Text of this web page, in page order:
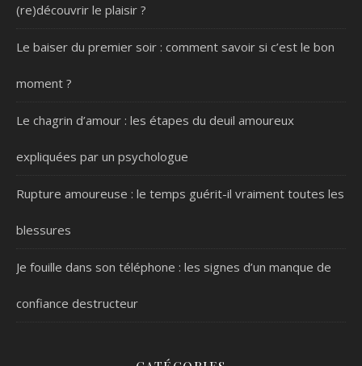
(re)découvrir le plaisir ?
Le baiser du premier soir : comment savoir si c’est le bon
moment ?
Le chagrin d’amour : les étapes du deuil amoureux
expliquées par un psychologue
Rupture amoureuse : le temps guérit-il vraiment toutes les
blessures
Je fouille dans son téléphone : les signes d’un manque de
confiance destructeur